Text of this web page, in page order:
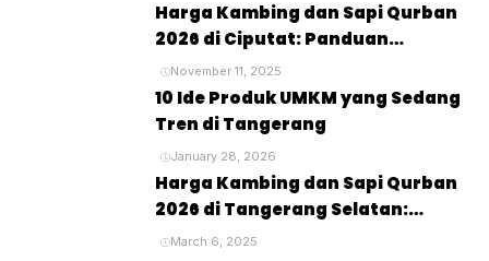
Harga Kambing dan Sapi Qurban
2026 di Ciputat: Panduan
Lengkap untuk Perayaan Idul
Adha
November 11, 2025
10 Ide Produk UMKM yang Sedang
Tren di Tangerang
January 28, 2026
Harga Kambing dan Sapi Qurban
2026 di Tangerang Selatan:
Panduan Lengkap untuk Pembeli
March 6, 2025